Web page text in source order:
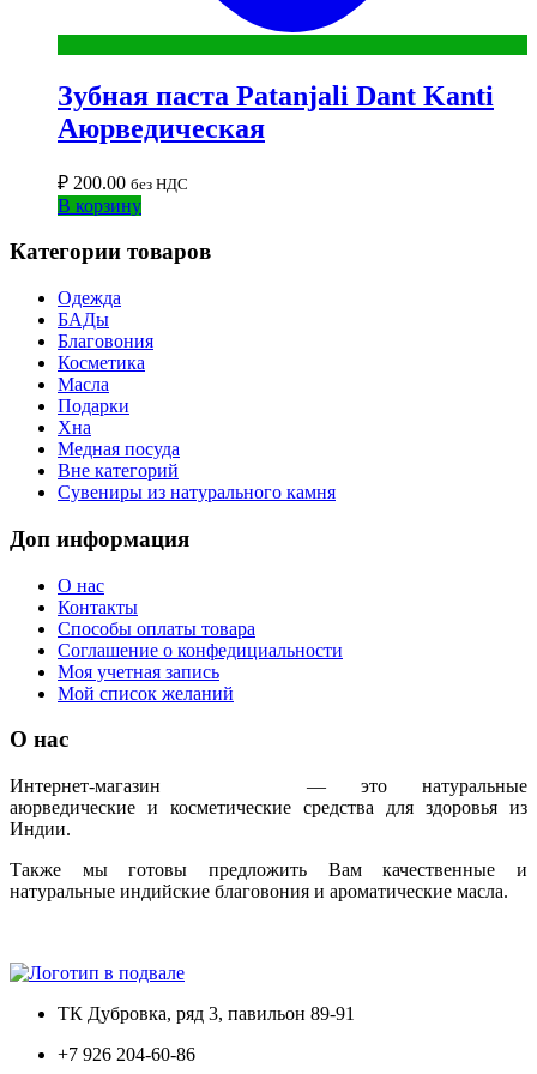
Зубная паста Patanjali Dant Kanti
Аюрведическая
₽ 200.00 без НДС
В корзину
Категории товаров
Одежда
БАДы
Благовония
Косметика
Масла
Подарки
Хна
Медная посуда
Вне категорий
Сувениры из натурального камня
Доп информация
О нас
Контакты
Способы оплаты товара
Соглашение о конфедициальности
Моя учетная запись
Мой список желаний
О нас
Интернет-магазин
— это натуральные
аюрведические и косметические средства для здоровья из
Индии.
Также мы готовы предложить Вам качественные и
натуральные индийские благовония и ароматические масла.
ТК Дубровка, ряд 3, павильон 89-91
+7 926 204-60-86